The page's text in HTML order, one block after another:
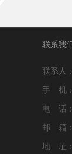
联系我
联系人
手 机：
电 话：
邮 箱：
地 址：